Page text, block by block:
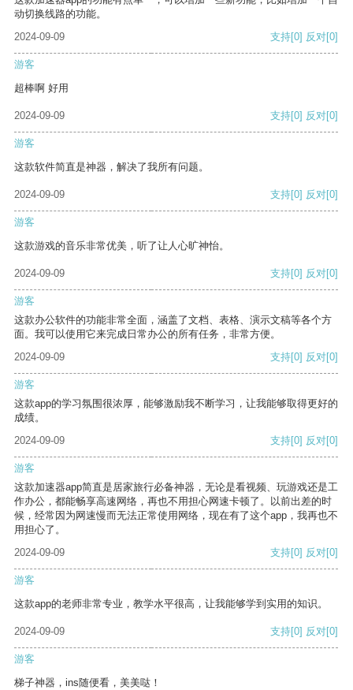
动切换线路的功能。
2024-09-09
支持[0] 反对[0]
游客
超棒啊 好用
2024-09-09 支持[0] 反对[0]
游客
这款软件简直是神器，解决了我所有问题。
2024-09-09 支持[0] 反对[0]
游客
这款游戏的音乐非常优美，听了让人心旷神怡。
2024-09-09 支持[0] 反对[0]
游客
这款办公软件的功能非常全面，涵盖了文档、表格、演示文稿等各个方
面。我可以使用它来完成日常办公的所有任务，非常方便。
2024-09-09
支持[0] 反对[0]
游客
这款app的学习氛围很浓厚，能够激励我不断学习，让我能够取得更好的
成绩。
2024-09-09
支持[0] 反对[0]
游客
这款加速器app简直是居家旅行必备神器，无论是看视频、玩游戏还是工
作办公，都能畅享高速网络，再也不用担心网速卡顿了。以前出差的时
候，经常因为网速慢而无法正常使用网络，现在有了这个app，我再也不
用担心了。
2024-09-09
支持[0] 反对[0]
游客
这款app的老师非常专业，教学水平很高，让我能够学到实用的知识。
2024-09-09 支持[0] 反对[0]
游客
梯子神器，ins随便看，美美哒！